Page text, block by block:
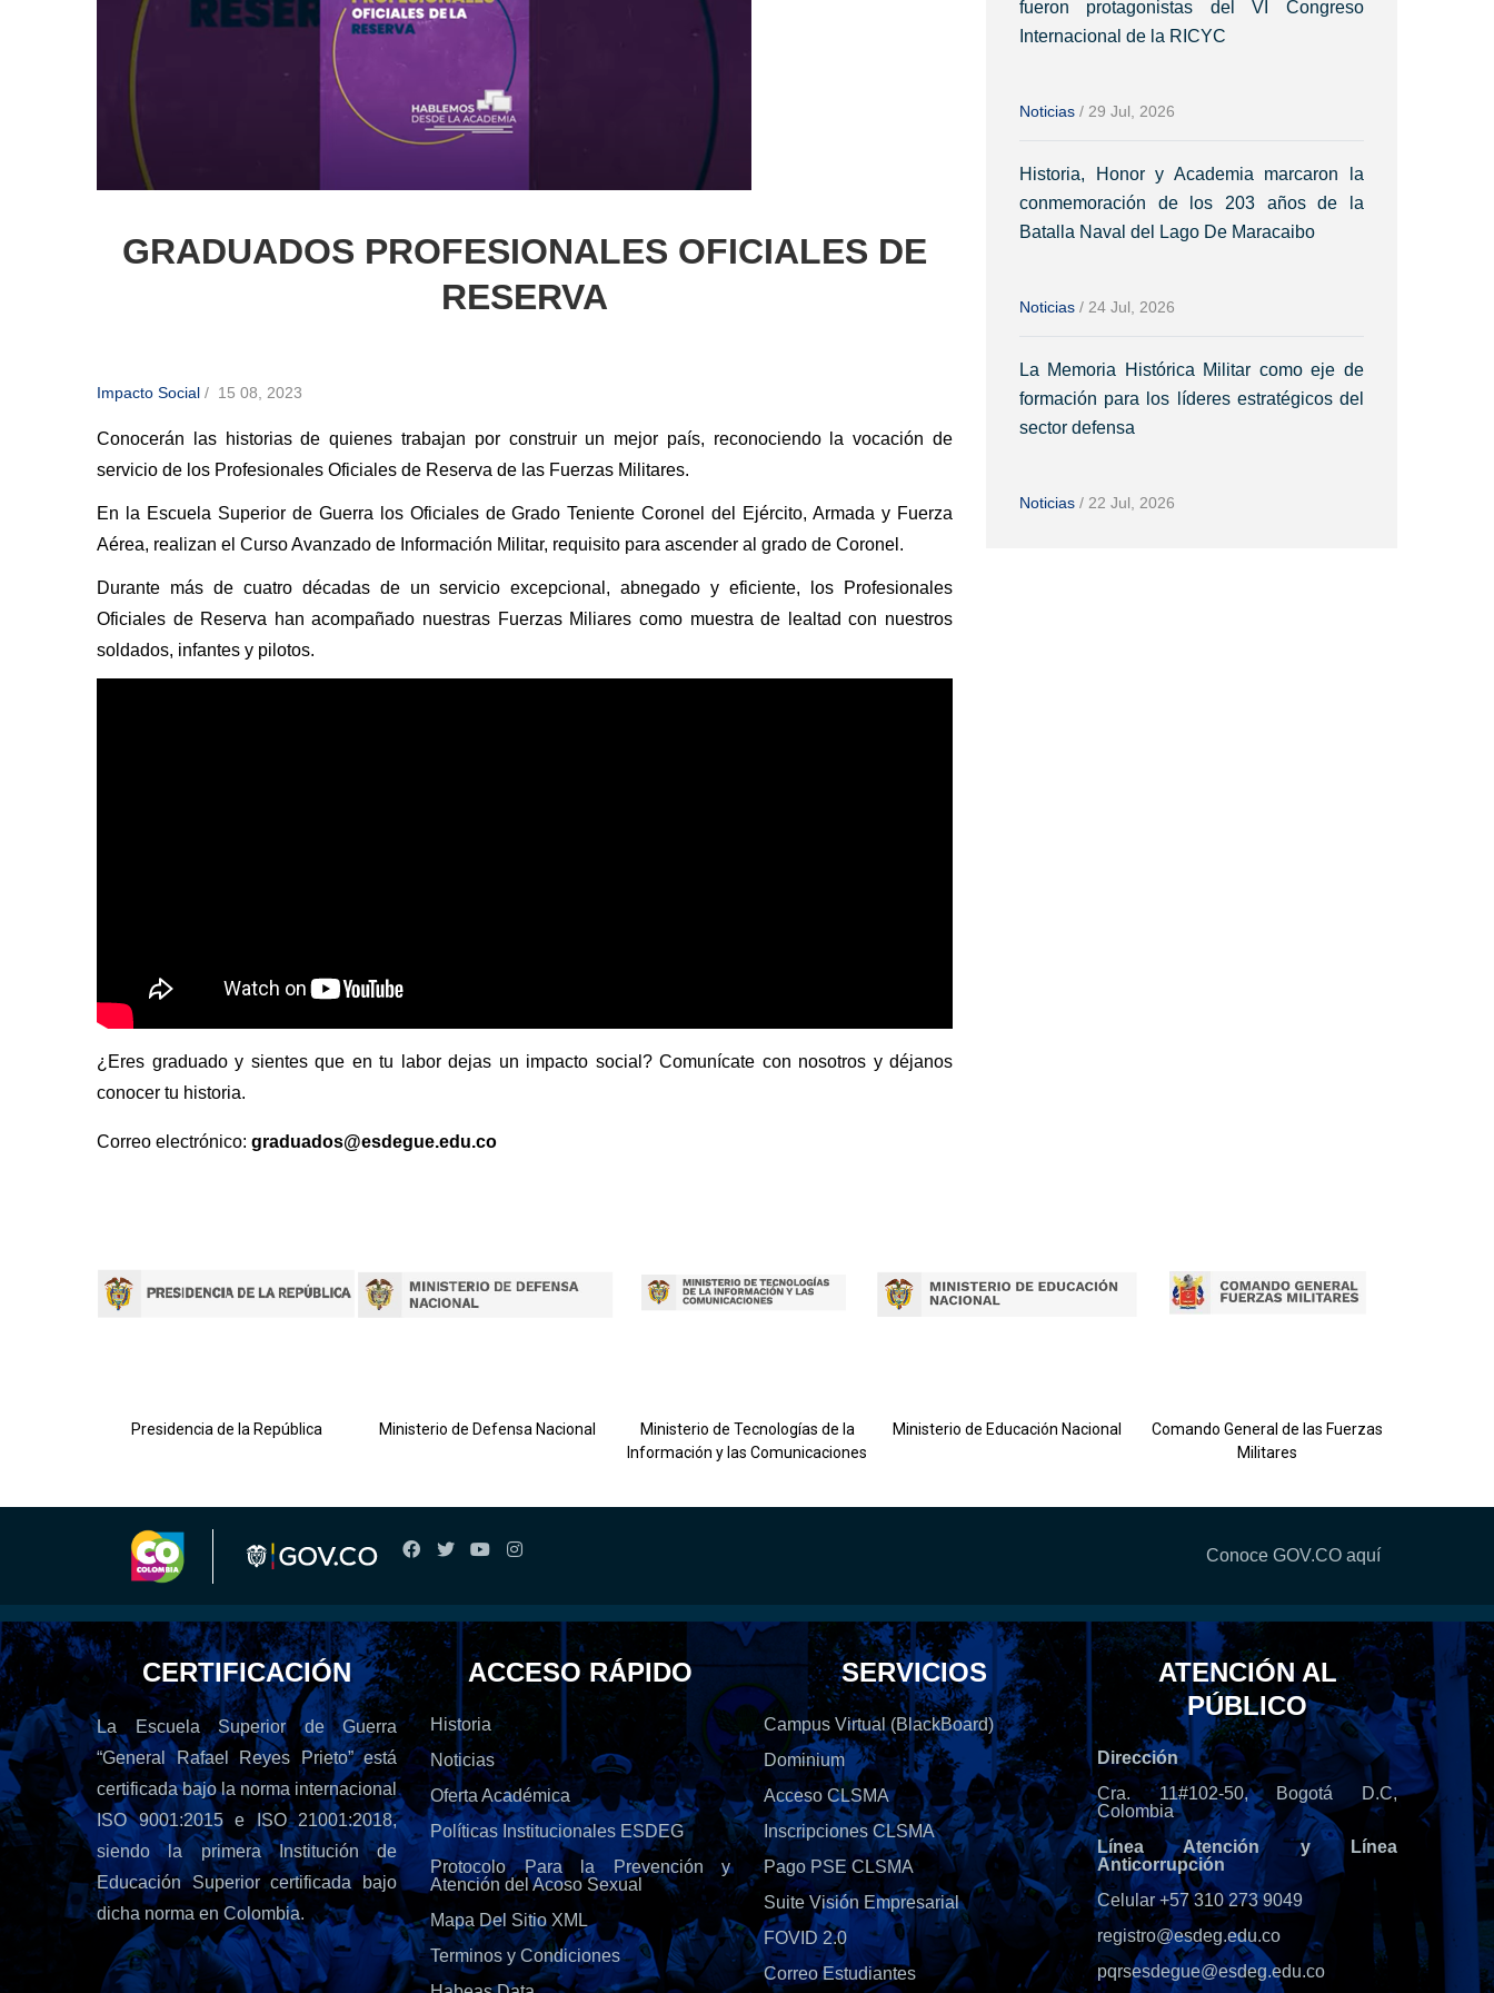
GRADUADOS PROFESIONALES OFICIALES DE
RESERVA
Impacto Social / 15 08, 2023
Conocerán las historias de quienes trabajan por construir un mejor país, reconociendo la vocación de
servicio de los Profesionales Oficiales de Reserva de las Fuerzas Militares.
En la Escuela Superior de Guerra los Oficiales de Grado Teniente Coronel del Ejército, Armada y Fuerza
Aérea, realizan el Curso Avanzado de Información Militar, requisito para ascender al grado de Coronel.
Durante más de cuatro décadas de un servicio excepcional, abnegado y eficiente, los Profesionales
Oficiales de Reserva han acompañado nuestras Fuerzas Miliares como muestra de lealtad con nuestros
soldados, infantes y pilotos.
¿Eres graduado y sientes que en tu labor dejas un impacto social? Comunícate con nosotros y déjanos
conocer tu historia.
Correo electrónico: graduados@esdegue.edu.co
fueron protagonistas del VI Congreso
Internacional de la RICYC
Noticias / 29 Jul, 2026
Historia, Honor y Academia marcaron la
conmemoración de los 203 años de la
Batalla Naval del Lago De Maracaibo
Noticias / 24 Jul, 2026
La Memoria Histórica Militar como eje de
formación para los líderes estratégicos del
sector defensa
Noticias / 22 Jul, 2026
Presidencia de la República
Ministerio de Defensa Nacional
Ministerio de Tecnologías de la
Información y las Comunicaciones
Ministerio de Educación Nacional
Comando General de las Fuerzas
Militares
Conoce GOV.CO aquí
CERTIFICACIÓN
La Escuela Superior de Guerra
“General Rafael Reyes Prieto” está
certificada bajo la norma internacional
ISO 9001:2015 e ISO 21001:2018,
siendo la primera Institución de
Educación Superior certificada bajo
dicha norma en Colombia.
ACCESO RÁPIDO
Historia
Noticias
Oferta Académica
Políticas Institucionales ESDEG
Protocolo Para la Prevención y
Atención del Acoso Sexual
Mapa Del Sitio XML
Terminos y Condiciones
SERVICIOS
Campus Virtual (BlackBoard)
Dominium
Acceso CLSMA
Inscripciones CLSMA
Pago PSE CLSMA
Suite Visión Empresarial
FOVID 2.0
Correo Estudiantes
ATENCIÓN AL
PÚBLICO
Dirección
Cra. 11#102-50, Bogotá D.C,
Colombia
Línea Atención y Línea
Anticorrupción
Celular +57 310 273 9049
registro@esdeg.edu.co
pqrsesdegue@esdeg.edu.co